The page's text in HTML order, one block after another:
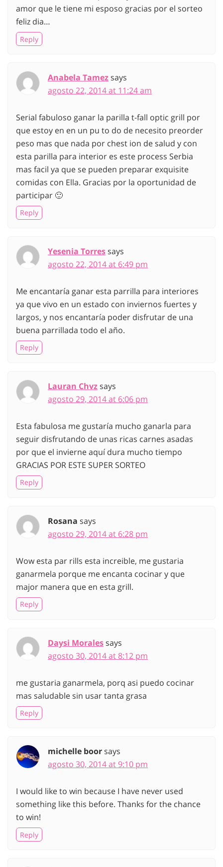
amor que le tiene mi esposo gracias por el sorteo
feliz dia…
Reply
Anabela Tamezsays
agosto 22, 2014 at 11:24 am
Serial fabuloso ganar la parilla t-fall optic grill por
que estoy en en un pu to do de necesito preorder
peso mas que nada por chest ion de salud y con
esta parilla para interior es este process Serbia
mas facil ya que se pueden preparar exquisite
comidas con Ella. Gracias por la oportunidad de
participar 🙂
Reply
Yesenia Torressays
agosto 22, 2014 at 6:49 pm
Me encantaría ganar esta parrilla para interiores
ya que vivo en un estado con inviernos fuertes y
largos, y nos encantaría poder disfrutar de una
buena parrillada todo el año.
Reply
Lauran Chvzsays
agosto 29, 2014 at 6:06 pm
Esta fabulosa me gustaría mucho ganarla para
seguir disfrutando de unas ricas carnes asadas
por que el invierne aquí dura mucho tiempo
GRACIAS POR ESTE SUPER SORTEO
Reply
Rosana says
agosto 29, 2014 at 6:28 pm
Wow esta par rills esta increible, me gustaria
ganarmela porque me encanta cocinar y que
major manera que en esta grill.
Reply
Daysi Moralessays
agosto 30, 2014 at 8:12 pm
me gustaria ganarmela, porq asi puedo cocinar
mas saludable sin usar tanta grasa
Reply
michelle boorsays
agosto 30, 2014 at 9:10 pm
I would like to win because I have never used
something like this before. Thanks for the chance
to win!
Reply